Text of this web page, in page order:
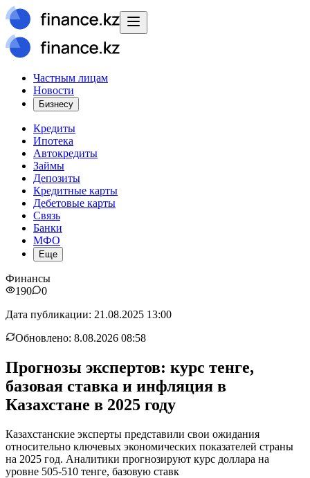
Частным лицам
Новости
Бизнесу
Кредиты
Ипотека
Автокредиты
Займы
Депозиты
Кредитные карты
Дебетовые карты
Связь
Банки
МФО
Еще
Финансы
190
0
Дата публикации: 21.08.2025 13:00
Обновлено: 8.08.2026 08:58
Прогнозы экспертов: курс тенге,
базовая ставка и инфляция в
Казахстане в 2025 году
Казахстанские эксперты представили свои ожидания
относительно ключевых экономических показателей страны
на 2025 год. Аналитики прогнозируют курс доллара на
уровне 505-510 тенге, базовую ставк